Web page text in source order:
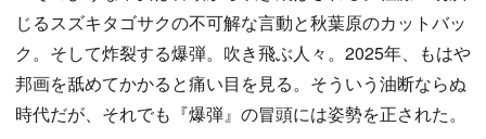
じるスズキタゴサクの不可解な言動と秋葉原のカットバッ
ク。そして炸裂する爆弾。吹き飛ぶ人々。2025年、もはや
邦画を舐めてかかると痛い目を見る。そういう油断ならぬ
時代だが、それでも『爆弾』の冒頭には姿勢を正された。